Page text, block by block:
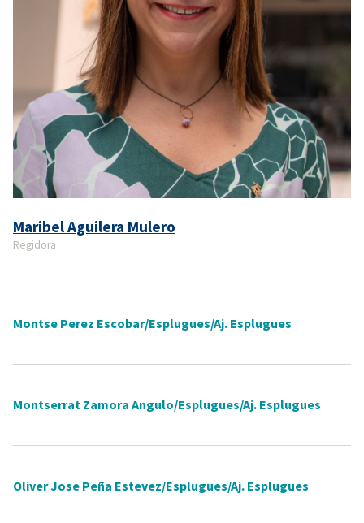
Maribel Aguilera Mulero
Regidora
Montse Perez Escobar/Esplugues/Aj. Esplugues
Montserrat Zamora Angulo/Esplugues/Aj. Esplugues
Oliver Jose Peña Estevez/Esplugues/Aj. Esplugues